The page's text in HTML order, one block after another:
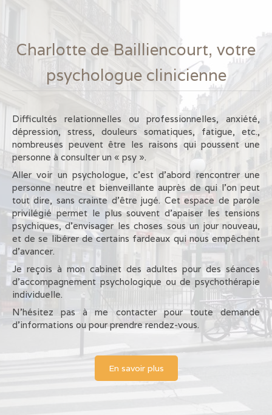
Charlotte de Bailliencourt, votre
psychologue clinicienne
Difficultés relationnelles ou professionnelles, anxiété,
dépression, stress, douleurs somatiques, fatigue, etc.,
nombreuses peuvent être les raisons qui poussent une
personne à consulter un « psy ».
Aller voir un psychologue, c’est d’abord rencontrer une
personne neutre et bienveillante auprès de qui l’on peut
tout dire, sans crainte d’être jugé. Cet espace de parole
privilégié permet le plus souvent d’apaiser les tensions
psychiques, d’envisager les choses sous un jour nouveau,
et de se libérer de certains fardeaux qui nous empêchent
d’avancer.
Je reçois à mon cabinet des adultes pour des séances
d’accompagnement psychologique ou de psychothérapie
individuelle.
N’hésitez pas à me contacter pour toute demande
d’informations ou pour prendre rendez-vous.
En savoir plus